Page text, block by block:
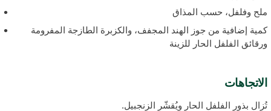
وفلفل، حسب المذاق
إضافية من جوز الهند المجفف، والكزبرة الطازجة المفرومة
الفلفل الحار للزينة
بذور الفلفل الحار ويُقشّر الزنجبيل.